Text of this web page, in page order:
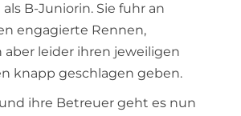
B-Juniorin. Sie fuhr an
engagierte Rennen,
aber leider ihren jeweiligen
knapp geschlagen geben.
und ihre Betreuer geht es nun